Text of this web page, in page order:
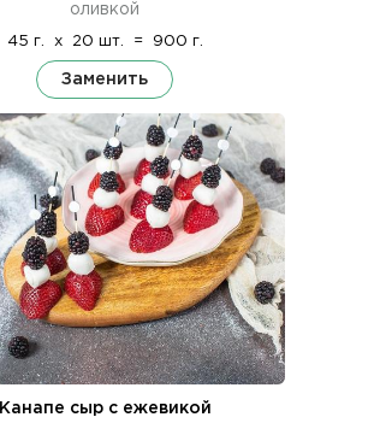
оливкой
45 г. x 20 шт. = 900 г.
Заменить
Канапе сыр с ежевикой